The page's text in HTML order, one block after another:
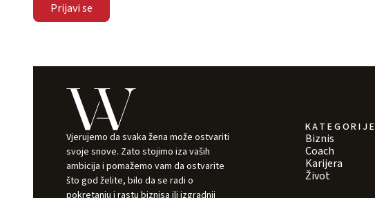
Prijavi se
Vjerujemo da svaka žena može ostvariti
svoje snove. Zato stojimo iza vaših
ambicija i pomažemo vam da ostvarite
što god želite, bilo da se radi o
KATEGORIJE
Biznis
Coach
Karijera
Život